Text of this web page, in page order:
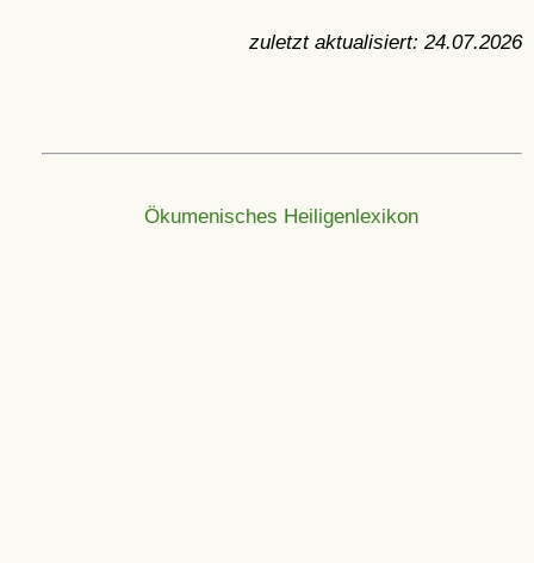
zuletzt aktualisiert: 24.07.2026
Ökumenisches Heiligenlexikon